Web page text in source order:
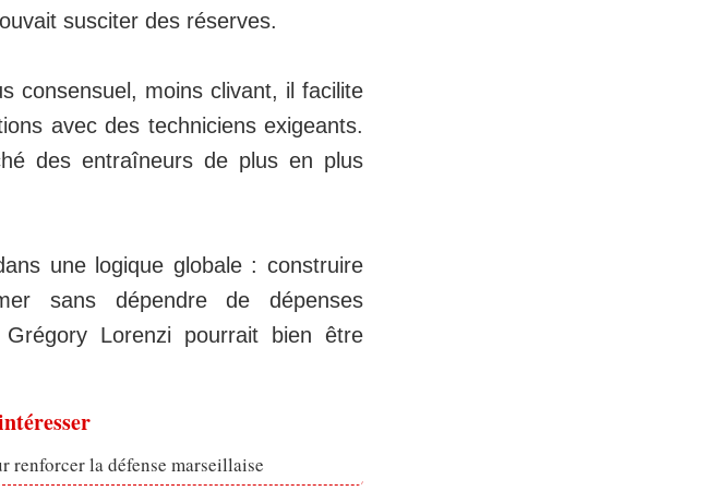
susciter des réserves.
consensuel, moins clivant, il facilite
avec des techniciens exigeants.
des entraîneurs de plus en plus
une logique globale : construire
sans dépendre de dépenses
Lorenzi pourrait bien être
renforcer la défense marseillaise